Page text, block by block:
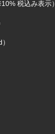
税込み表示）